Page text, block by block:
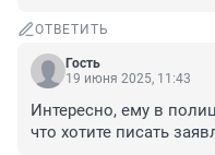
ОТВЕТИТЬ
Гость
19 июня 2025, 11:43
Интересно, ему в
что хотите писать